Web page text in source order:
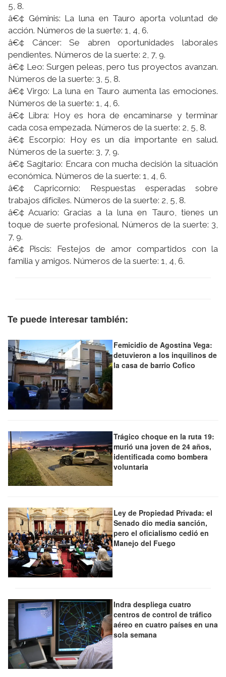
5, 8.
â€¢ Géminis: La luna en Tauro aporta voluntad de
acción. Números de la suerte: 1, 4, 6.
â€¢ Cáncer: Se abren oportunidades laborales
pendientes. Números de la suerte: 2, 7, 9.
â€¢ Leo: Surgen peleas, pero tus proyectos avanzan.
Números de la suerte: 3, 5, 8.
â€¢ Virgo: La luna en Tauro aumenta las emociones.
Números de la suerte: 1, 4, 6.
â€¢ Libra: Hoy es hora de encaminarse y terminar
cada cosa empezada. Números de la suerte: 2, 5, 8.
â€¢ Escorpio: Hoy es un dí­a importante en salud.
Números de la suerte: 3, 7, 9.
â€¢ Sagitario: Encara con mucha decisión la situación
económica. Números de la suerte: 1, 4, 6.
â€¢ Capricornio: Respuestas esperadas sobre
trabajos difí­ciles. Números de la suerte: 2, 5, 8.
â€¢ Acuario: Gracias a la luna en Tauro, tienes un
toque de suerte profesional. Números de la suerte: 3,
7, 9.
â€¢ Piscis: Festejos de amor compartidos con la
familia y amigos. Números de la suerte: 1, 4, 6.
Te puede interesar también:
Femicidio de Agostina Vega:
detuvieron a los inquilinos de
la casa de barrio Cofico
Trágico choque en la ruta 19:
murió una joven de 24 años,
identificada como bombera
voluntaria
Ley de Propiedad Privada: el
Senado dio media sanción,
pero el oficialismo cedió en
Manejo del Fuego
Indra despliega cuatro
centros de control de tráfico
aéreo en cuatro países en una
sola semana